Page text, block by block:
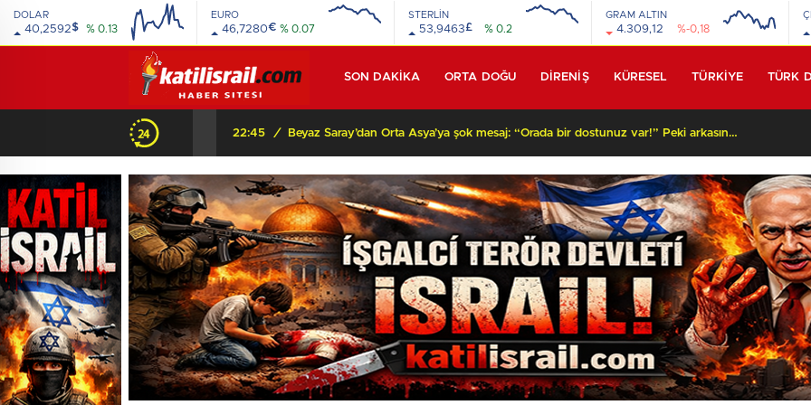
DOLAR
40,2592$ % 0.13
EURO
46,7280€ % 0.07
STERLİN
53,9463£ % 0.2
GRAM ALTIN
4.309,12 %-0,18
SON DAKİKA ORTA DOĞU DİRENİŞ KÜRESEL TÜRKİYE TÜRK
22:45 / Beyaz Saray’dan Orta Asya’ya şok mesaj: “Orada bir dostunuz var!” Peki arkasında ne var?